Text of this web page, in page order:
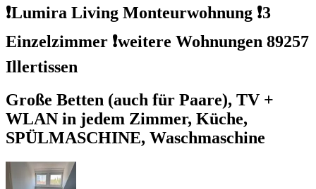
❗️Lumira Living Monteurwohnung ❗️3
Einzelzimmer ❗️weitere Wohnungen 89257
Illertissen
Große Betten (auch für Paare), TV +
WLAN in jedem Zimmer, Küche,
SPÜLMASCHINE, Waschmaschine